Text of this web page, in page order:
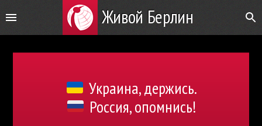
Живой Берлин
Украина, держись.
Россия, опомнись!